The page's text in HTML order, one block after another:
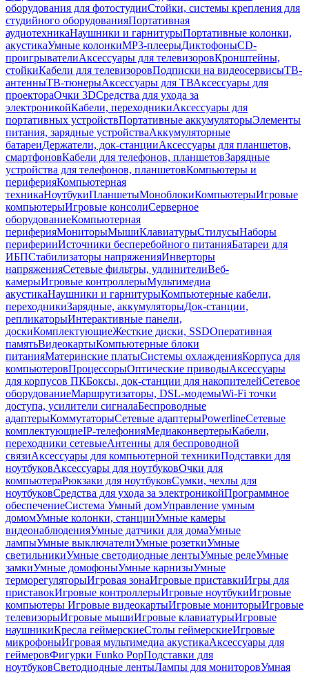
оборудования для фотостудииСтойки, системы крепления для
студийного оборудованияПортативная
аудиотехникаНаушники и гарнитурыПортативные колонки,
акустикаУмные колонкиMP3-плеерыДиктофоныCD-
проигрывателиАксессуары для телевизоровКронштейны,
стойкиКабели для телевизоровПодписки на видеосервисыТВ-
антенныТВ-тюнерыАксессуары для ТВАксессуары для
проектораОчки 3DСредства для ухода за
электроникойКабели, переходникиАксессуары для
портативных устройствПортативные аккумуляторыЭлементы
питания, зарядные устройстваАккумуляторные
батареиДержатели, док-станцииАксессуары для планшетов,
смартфоновКабели для телефонов, планшетовЗарядные
устройства для телефонов, планшетовКомпьютеры и
периферияКомпьютерная
техникаНоутбукиПланшетыМоноблокиКомпьютерыИгровые
компьютерыИгровые консолиСерверное
оборудованиеКомпьютерная
периферияМониторыМышиКлавиатурыСтилусыНаборы
периферииИсточники бесперебойного питанияБатареи для
ИБПСтабилизаторы напряженияИнверторы
напряженияСетевые фильтры, удлинителиВеб-
камерыИгровые контроллерыМультимедиа
акустикаНаушники и гарнитурыКомпьютерные кабели,
переходникиЗарядные, аккумуляторыДок-станции,
репликаторыИнтерактивные панели,
доскиКомплектующиеЖесткие диски, SSDОперативная
памятьВидеокартыКомпьютерные блоки
питанияМатеринские платыСистемы охлажденияКорпуса для
компьютеровПроцессорыОптические приводыАксессуары
для корпусов ПКБоксы, док-станции для накопителейСетевое
оборудованиеМаршрутизаторы, DSL-модемыWi-Fi точки
доступа, усилители сигналаБеспроводные
адаптерыКоммутаторыСетевые адаптерыPowerlineСетевые
комплектующиеIP-телефонияМедиаконвертерыКабели,
переходники сетевыеАнтенны для беспроводной
связиАксессуары для компьютерной техникиПодставки для
ноутбуковАксессуары для ноутбуковОчки для
компьютераРюкзаки для ноутбуковСумки, чехлы для
ноутбуковСредства для ухода за электроникойПрограммное
обеспечениеСистема Умный домУправление умным
домомУмные колонки, станцииУмные камеры
видеонаблюденияУмные датчики для домаУмные
лампыУмные выключателиУмные розеткиУмные
светильникиУмные светодиодные лентыУмные релеУмные
замкиУмные домофоныУмные карнизыУмные
терморегуляторыИгровая зонаИгровые приставкиИгры для
приставокИгровые контроллерыИгровые ноутбукиИгровые
компьютеры Игровые видеокартыИгровые мониторыИгровые
телевизорыИгровые мышиИгровые клавиатурыИгровые
наушникиКресла геймерскиеСтолы геймерскиеИгровые
микрофоныИгровая мультимедиа акустикаАксессуары для
геймеровФигурки Funko PopПодставки для
ноутбуковСветодиодные лентыЛампы для мониторовУмная